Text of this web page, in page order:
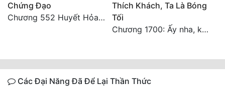
Chứng Đạo
Chương 552 Huyết Hỏa Độn Hư, nhân quả chưa dứt
Thích Khách, Ta Là Bóng
Tối
Chương 1700: Ấy nha, không có chuyện gì!
Các Đại Năng Đã Để Lại Thần Thức